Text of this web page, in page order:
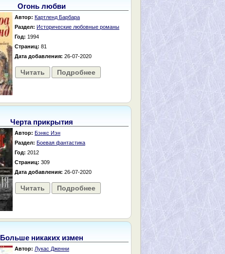
Огонь любви
Автор: Картленд Барбара
Раздел: Исторические любовные романы
Год: 1994
Страниц: 81
Дата добавления: 26-07-2020
Читать Подробнее
Черта прикрытия
Автор: Бэнкс Иэн
Раздел: Боевая фантастика
Год: 2012
Страниц: 309
Дата добавления: 26-07-2020
Читать Подробнее
Больше никаких измен
Автор: Лукас Дженни